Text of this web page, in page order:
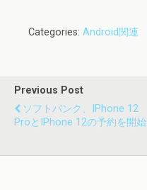
Categories: Android関連
Previous Post
ソフトバンク、iPhone 12
ProとiPhone 12の予約を開始